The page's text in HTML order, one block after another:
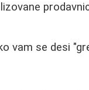
vam se desi